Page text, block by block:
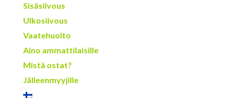
Sisäsiivous
Ulkosiivous
Vaatehuolto
Aino ammattilaisille
Mistä ostat?
Jälleenmyyjille